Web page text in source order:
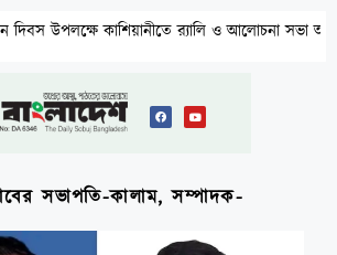
কাশিয়ানীতে র‍্যালি ও আলোচনা সভা অনুষ্ঠিত
সভাপতি-কালাম, সম্পাদক-